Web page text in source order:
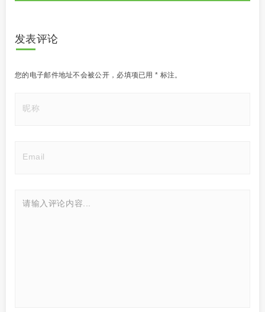
发表评论
您的电子邮件地址不会被公开， 必填项已用* 标注。